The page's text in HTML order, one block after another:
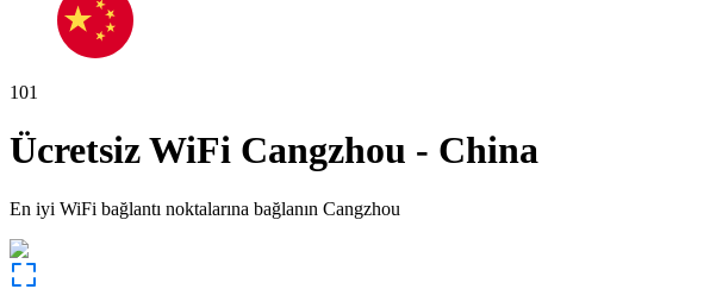
101
Ücretsiz WiFi Cangzhou - China
En iyi WiFi bağlantı noktalarına bağlanın Cangzhou